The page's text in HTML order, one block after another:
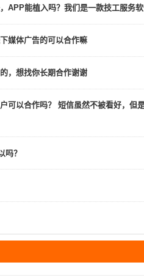
APP能植入吗？我们是一款技工服务
媒体广告的可以合作嘛
，想找你长期合作谢谢
可以合作吗？ 短信虽然不被看好，但
吗？